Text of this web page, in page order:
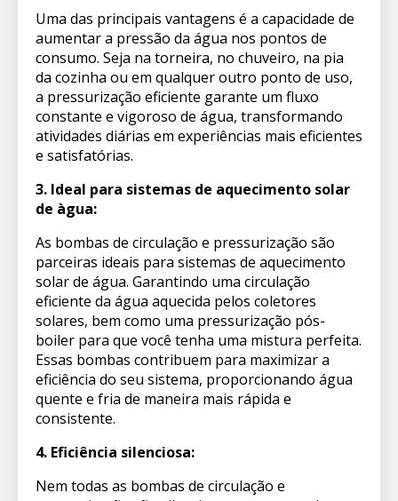
Uma das principais vantagens é a capacidade de
aumentar a pressão da água nos pontos de
consumo. Seja na torneira, no chuveiro, na pia
da cozinha ou em qualquer outro ponto de uso,
a pressurização eficiente garante um fluxo
constante e vigoroso de água, transformando
atividades diárias em experiências mais eficientes
e satisfatórias.
3. Ideal para sistemas de aquecimento solar
de àgua:
As bombas de circulação e pressurização são
parceiras ideais para sistemas de aquecimento
solar de água. Garantindo uma circulação
eficiente da água aquecida pelos coletores
solares, bem como uma pressurização pós-
boiler para que você tenha uma mistura perfeita.
Essas bombas contribuem para maximizar a
eficiência do seu sistema, proporcionando água
quente e fria de maneira mais rápida e
consistente.
4. Eficiência silenciosa:
Nem todas as bombas de circulação e